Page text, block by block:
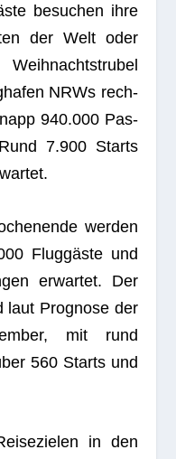
besu­chen ihre
der Welt oder
NRWs rech­
940.000 Pas­
7.900 Starts
wer­den
Flug­gäste und
erwar­tet. Der
laut Pro­gnose der
mit rund
560 Starts und
in den